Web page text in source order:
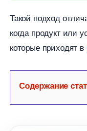
Такой подход
когда продукт или
которые приходят
Содержание